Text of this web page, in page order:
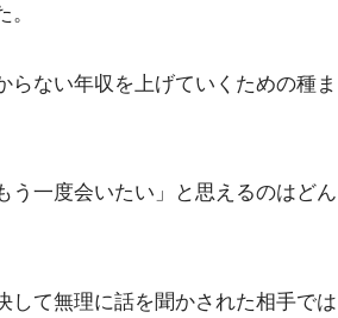
ない年収を上げていくための種ま
う一度会いたい」と思えるのはどん
して無理に話を聞かされた相手では